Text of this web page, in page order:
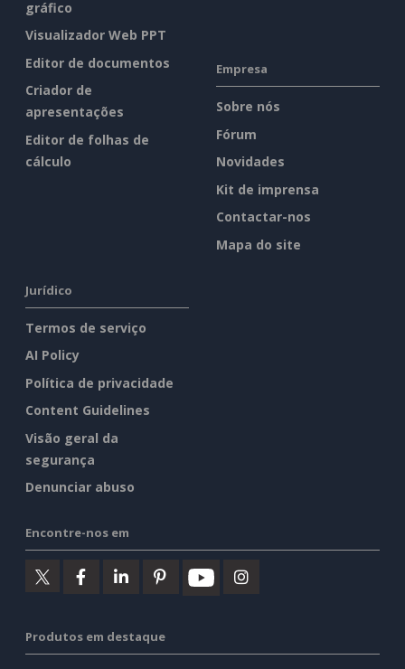
gráfico
Visualizador Web PPT
Editor de documentos
Criador de
apresentações
Editor de folhas de
cálculo
Empresa
Sobre nós
Fórum
Novidades
Kit de imprensa
Contactar-nos
Mapa do site
Jurídico
Termos de serviço
AI Policy
Política de privacidade
Content Guidelines
Visão geral da
segurança
Denunciar abuso
Encontre-nos em
Produtos em destaque